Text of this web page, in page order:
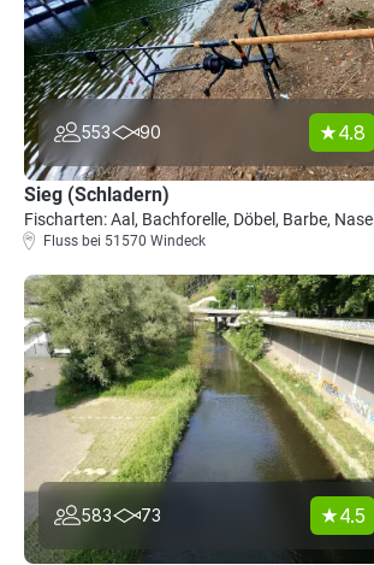
553 90 4.8
Sieg (Schladern)
Fischarten: Aal, Bachforelle, Döbel, Barbe, Nase
Fluss bei 51570 Windeck
583 73 4.5